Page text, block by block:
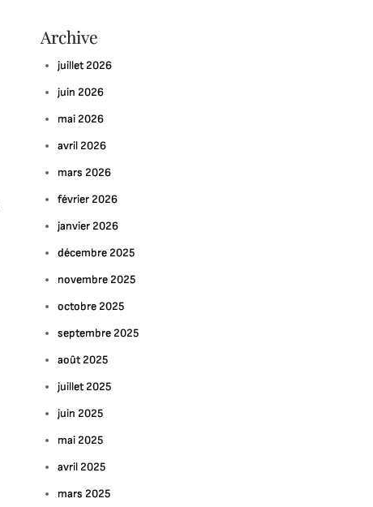
Archive
juillet 2026
juin 2026
mai 2026
avril 2026
mars 2026
février 2026
janvier 2026
décembre 2025
novembre 2025
octobre 2025
septembre 2025
août 2025
juillet 2025
juin 2025
mai 2025
avril 2025
mars 2025